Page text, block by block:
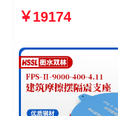
擦摆式橡胶隔震支
￥19174